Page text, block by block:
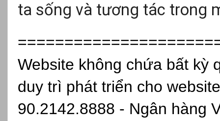
ta sống và tương tác trong
Website không chứa bất kỳ
duy trì phát triển cho
90.2142.8888 - Ngân hàng